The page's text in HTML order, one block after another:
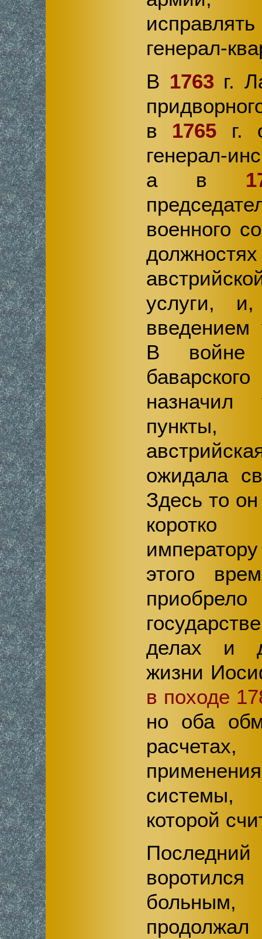
генерал-
В 1763г.
в 1765 г.
генерал-
а в
военного
услуги,
введением
В войне
назначил
ожидала
Здесь то
этого
делах и
жизни
в походе
но оба
системы,
которой
Последний
продолжал